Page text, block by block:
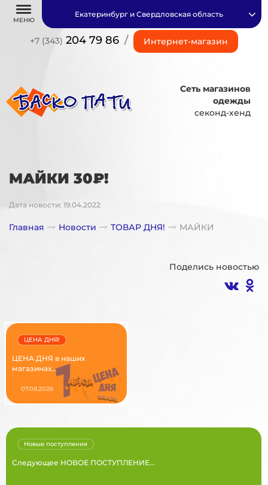
МЕНЮ
+7 (343) 204 79 86 / Интернет-магазин
Екатеринбург и Свердловская область
Сеть магазинов
одежды
секонд-хенд
МАЙКИ 30₽!
Дата новости: 19.04.2022
Главная Новости ТОВАР ДНЯ! МАЙКИ
Поделись новостью
ЦЕНА ДНЯ в наших
магазинах...
ЦЕНА ДНЯ!
07.08.2026
Следующее НОВОЕ ПОСТУПЛЕНИЕ...
Новые поступления